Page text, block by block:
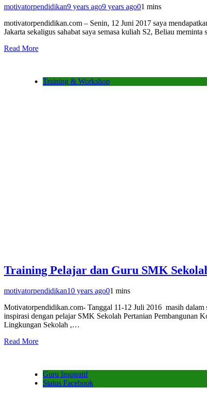
motivatorpendidikan9 years ago9 years ago01 mins
motivatorpendidikan.com – Senin, 12 Juni 2017 saya
Jakarta sekaligus sahabat saya semasa kuliah S2, Beliau
Read More
Training & Workshop
Training Pelajar dan Guru SMK
motivatorpendidikan10 years ago01 mins
Motivatorpendidikan.com- Tanggal 11-12 Juli 2016 masih
inspirasi dengan pelajar SMK Sekolah Pertanian Pembangunan
Lingkungan Sekolah ,…
Read More
Guru Inspiratif
Status Facebook